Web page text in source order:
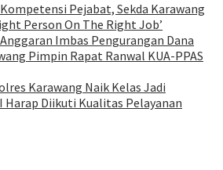
Pejabat, Sekda Karawang
Person On The Right Job’
Imbas Pengurangan Dana
Pimpin Rapat Ranwal KUA-PPAS
Karawang Naik Kelas Jadi
Harap Diikuti Kualitas Pelayanan